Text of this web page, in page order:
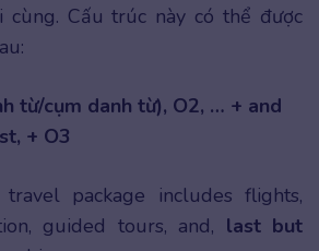
Cấu trúc này có thể được
từ/cụm danh từ), O2, … + and
+ O3
package includes flights,
guided tours, and, last but